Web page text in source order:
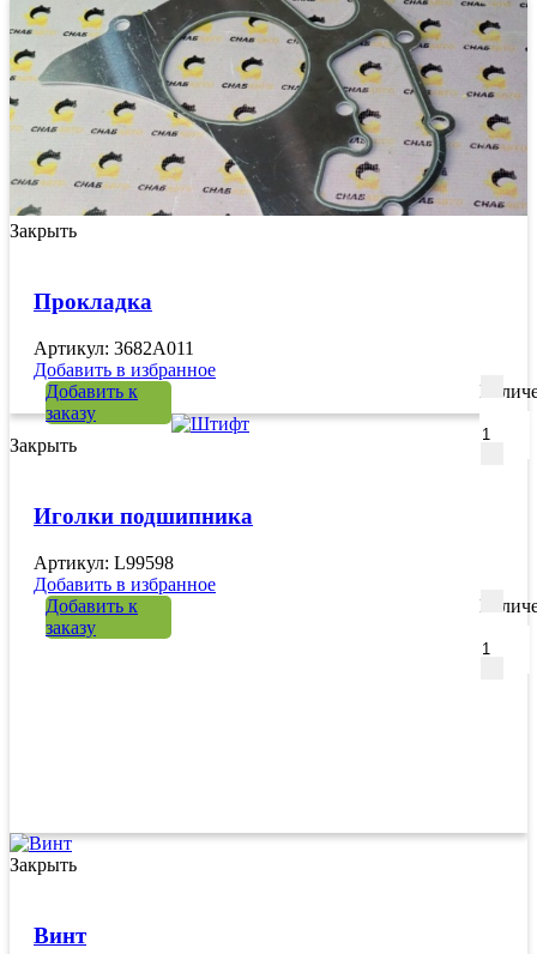
Закрыть
Прокладка
Артикул: 3682A011
Добавить в избранное
Добавить к
заказу
Закрыть
Иголки подшипника
Артикул: L99598
Добавить в избранное
Добавить к
заказу
Закрыть
Винт